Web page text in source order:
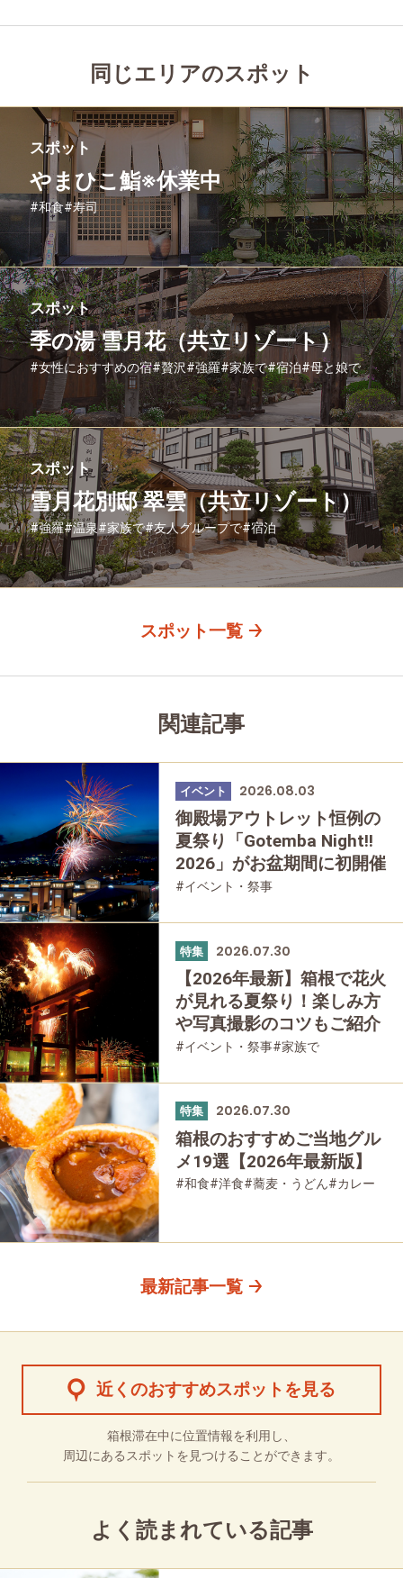
同じエリアのスポット
スポット
やまひこ鮨※休業中
#和食#寿司
スポット
季の湯 雪月花（共立リゾート）
#女性におすすめの宿#贅沢#強羅#家族で#宿泊#母と娘で
スポット
雪月花別邸 翠雲（共立リゾート）
#強羅#温泉#家族で#友人グループで#宿泊
スポット一覧
関連記事
イベント 2026.08.03
御殿場アウトレット恒例の
夏祭り「Gotemba Night!!
2026」がお盆期間に初開催
#イベント・祭事
特集 2026.07.30
【2026年最新】箱根で花火
が見れる夏祭り！楽しみ方
や写真撮影のコツもご紹介
#イベント・祭事#家族で
特集 2026.07.30
箱根のおすすめご当地グル
メ19選【2026年最新版】
#和食#洋食#蕎麦・うどん#カレー
最新記事一覧
近くのおすすめスポットを見る
箱根滞在中に位置情報を利用し、
周辺にあるスポットを見つけることができます。
よく読まれている記事